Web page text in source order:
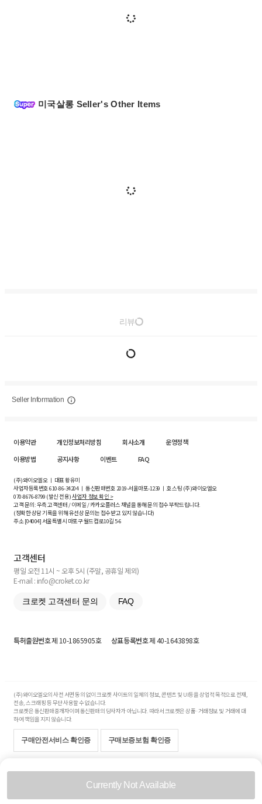
Currently Not Available
미국살롱 Seller's Other Items
리뷰
Seller Information
이용약관 개인정보처리방침 회사소개
운영정책
이용방법
공지사항 이벤트 FAQ
(주)와이오엘오 ㅣ 대표 황유미
사업자등록번호610-86-34204ㅣ 통신판매번호 2019-서울마포-1239 ㅣ 호스팅 (주)와이오엘오
070-8676-8799 (발신 전용)사업자 정보 확인 >
고객 문의: 우측 고객센터 / 이메일 / 카카오플러스 채널을 통해 문의 접수 부탁드립니다.
(정확한 상담 기록을 위해 유선상 문의는 접수받고 있지 않습니다)
주소 [04004] 서울특별시 마포구 월드컵로10길5-6
고객센터
평일 오전 11시 ~ 오후 5시 (주말, 공휴일 제외)
E-mail : info@croket.co.kr
크로켓 고객센터 문의 FAQ
특허출원번호제 10-1865905호 상표등록번호제 40-1643898호
(주)와이오엘오의 사전 서면 동의 없이 크로켓 사이트의 일체의 정보, 콘텐츠 및 UI등을 상업적 목적으로 전재,
전송, 스크래핑 등 무단 사용할 수 없습니다.
크로켓은 통신판매중개자이며 통신판매의 당사자가 아닙니다. 따라서 크로켓은 상품·거래정보 및 거래에 대
하여 책임을 지지 않습니다.
구매안전서비스 확인증 구매보증보험 확인증